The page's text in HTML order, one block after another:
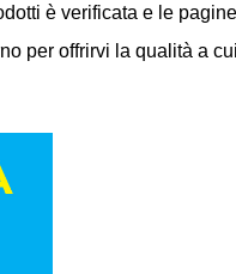
è verificata e le
per offrirvi la qualità a